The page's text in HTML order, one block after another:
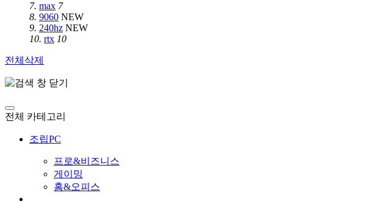
7. max 7
8. 9060 NEW
9. 240hz NEW
10. rtx 10
전체삭제
전체 카테고리
조립PC
프로&비즈니스
게이밍
홈&오피스